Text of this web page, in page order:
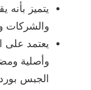
يتميز بأنه
والشركات
يعتمد على
وأصلية
الجبس